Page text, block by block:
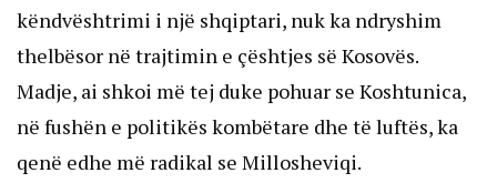
këndvështrimi i një shqiptari, nuk ka ndryshim
thelbësor në trajtimin e çështjes së Kosovës.
Madje, ai shkoi më tej duke pohuar se Koshtunica,
në fushën e politikës kombëtare dhe të luftës, ka
qenë edhe më radikal se Millosheviqi.